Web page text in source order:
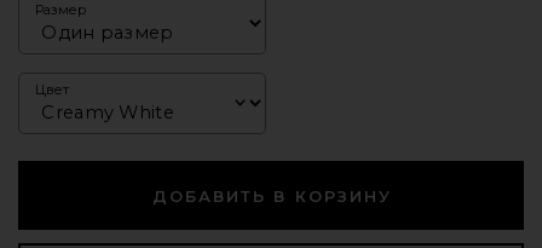
Размер
Цвет
ДОБАВИТЬ В КОРЗИНУ